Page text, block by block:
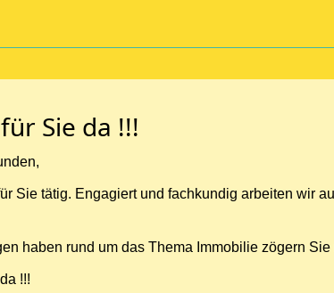
vermietet
Sie da !!!
Sie tätig. Engagiert und fachkundig arbeiten wir
haben rund um das Thema Immobilie zögern
!!!